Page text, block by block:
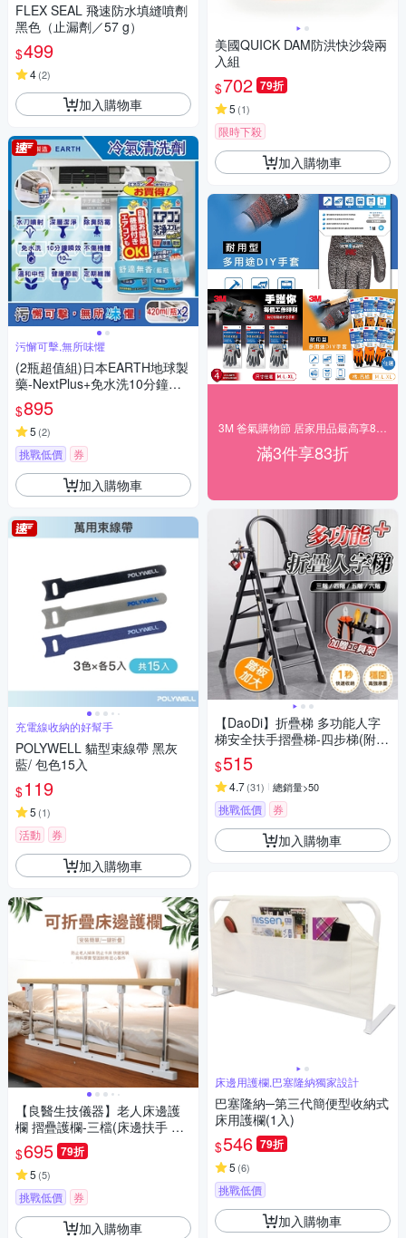
FLEX SEAL 飛速防水填縫噴劑
黑色（止漏劑／57 g）
$499
4(2)
加入購物車
污懈可擊,無所味懼
(2瓶超值組)日本EARTH地球製
藥-NextPlus+免水洗10分鐘瞬
效除臭防霉芳香冷氣清潔劑420
ml/瓶(水刀式噴射去汙)
$895
5 (2)
挑戰低價 券
加入購物車
充電線收納的好幫手
POLYWELL 貓型束線帶 黑灰
藍/ 包色15入
$119
5 (1)
活動 券
加入購物車
【良醫生技儀器】老人床邊護
欄 摺疊護欄-三檔(床邊扶手 床
邊圍欄 防摔床欄 起床助力器)
$695 79折
5 (5)
挑戰低價 券
加入購物車
美國QUICK DAM防洪快沙袋兩
入組
$702 79折
5 (1)
限時下殺
加入購物車
滿3件享83折
【DaoDi】折疊梯 多功能人字
梯安全扶手摺疊梯-四步梯(附工
具組 人字梯 折疊梯 工作梯)
$515
4.7(31) 總銷量>50
挑戰低價 券
加入購物車
床邊用護欄,巴塞隆納獨家設計
巴塞隆納─第三代簡便型收納式
床用護欄(1入)
$546 79折
5 (6)
挑戰低價
加入購物車